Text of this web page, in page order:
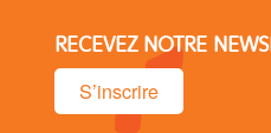
RECEVEZ NOTRE
S’inscrire